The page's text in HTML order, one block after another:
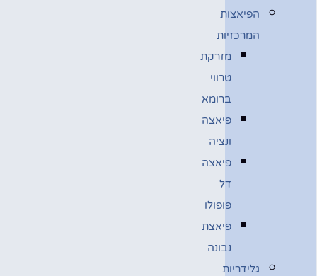
הפיאצות
המרכזיות
מזרקת
טרווי
ברומא
פיאצה
ונציה
פיאצה
דל
פופולו
פיאצת
נבונה
גלידריות